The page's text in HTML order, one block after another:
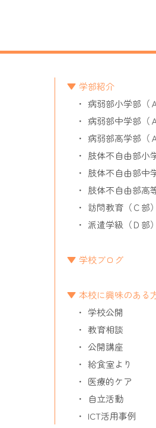
学部紹介
病弱部小学部（
病弱部中学部（
病弱部高学部（
肢体不自由部小
肢体不自由部中
肢体不自由部高
訪問教育（Ｃ部）
派遣学級（Ｄ部）
学校ブログ
本校に興味のある
学校公開
教育相談
公開講座
給食室より
医療的ケア
自立活動
ICT活用事例